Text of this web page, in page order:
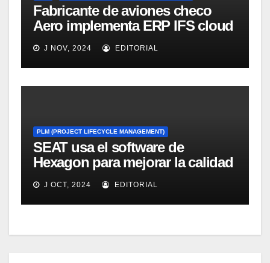
Fabricante de aviones checo
Aero implementa ERP IFS cloud
integrado con Siemens PLM
Teamcenter
J NOV, 2024 EDITORIAL
PLM (PROJECT LIFECYCLE MANAGEMENT)
SEAT usa el software de
Hexagon para mejorar la calidad
de su fabricación
J OCT, 2024 EDITORIAL